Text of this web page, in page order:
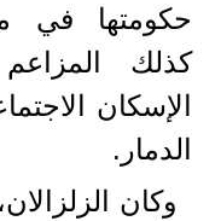
حكومتها في
كذلك
الإسكان
الدمار.